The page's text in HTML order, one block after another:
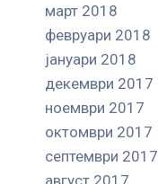
март 2018
февруари 2018
јануари 2018
декември 2017
ноември 2017
октомври 2017
септември 2017
август 2017